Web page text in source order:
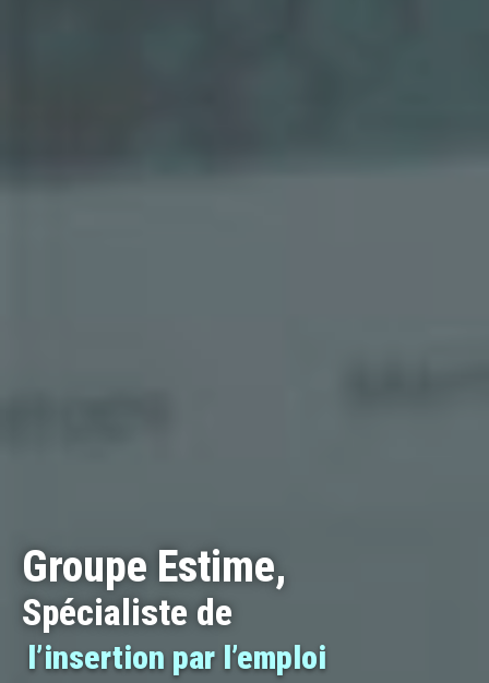
Groupe Estime,
Spécialiste de
l’insertion par l’emploi